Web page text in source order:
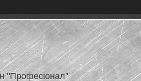
"Професіонал"